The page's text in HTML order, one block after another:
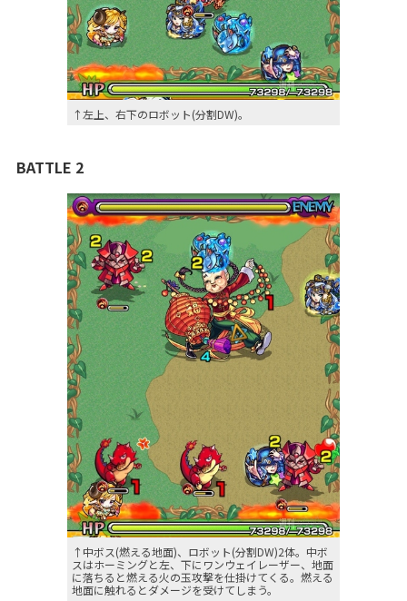
↑左上、右下のロボット(分割DW)。
BATTLE 2
↑中ボス(燃える地面)、ロボット(分割DW)2体。中ボ
スはホーミングと左、下にワンウェイレーザー、地面
に落ちると燃える火の玉攻撃を仕掛けてくる。燃える
地面に触れるとダメージを受けてしまう。